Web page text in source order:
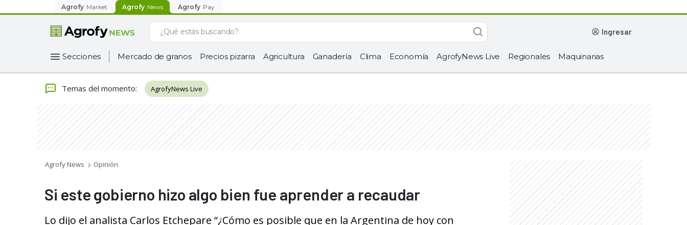
Agrofy Market Agrofy News Agrofy Pay
ingresar
Secciones Mercado de granos Precios pizarra Agricultura Ganadería Clima Economía AgrofyNews Live Regionales Maquinarias
Temas del momento: AgrofyNews Live
Agrofy News Opinión
Si este gobierno hizo algo bien fue aprender a recaudar
Lo dijo el analista Carlos Etchepare “¿Cómo es posible que en la Argentina de hoy con